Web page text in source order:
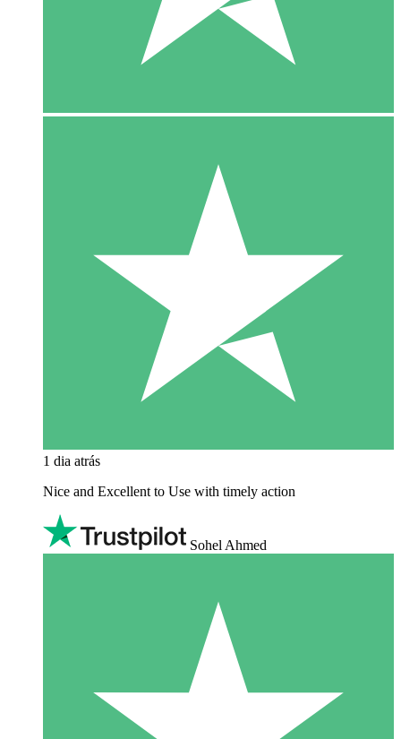
1 dia atrás
Nice and Excellent to Use with timely action
Sohel Ahmed